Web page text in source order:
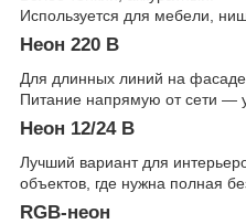
Используется для мебели,
Неон 220 В
Для длинных линий на фасаде.
Питание напрямую от сети —
Неон 12/24 В
Лучший вариант для
объектов, где нужна полная
RGB-неон